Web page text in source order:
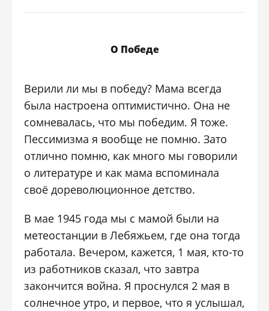
О Победе
Верили ли мы в победу? Мама всегда
была настроена оптимистично. Она не
сомневалась, что мы победим. Я тоже.
Пессимизма я вообще не помню. Зато
отлично помню, как много мы говорили
о литературе и как мама вспоминала
своё дореволюционное детство.
В мае 1945 года мы с мамой были на
метеостанции в Лебяжьем, где она тогда
работала. Вечером, кажется, 1 мая, кто-то
из работников сказал, что завтра
закончится война. Я проснулся 2 мая в
солнечное утро, и первое, что я услышал,